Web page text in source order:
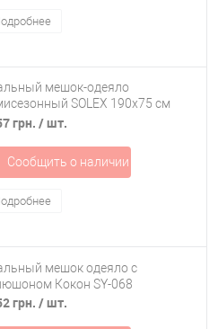
мешок-одеяло
SOLEX 190x75 см
грн. / шт.
Сообщить о наличии
мешок одеяло с
Кокон SY-068
грн. / шт.